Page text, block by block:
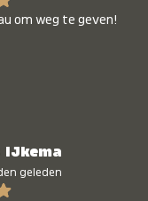
om weg te geven!
IJkema
geleden